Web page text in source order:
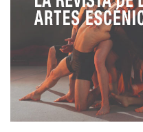
satisfaría a todos,
todo es tangible,
Me solidarizo con
Iberoamérica, todos
de compromiso a
elaborando sus